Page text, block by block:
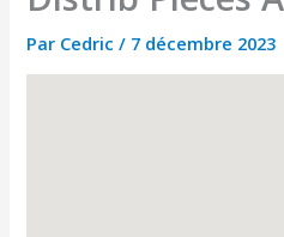
Par Cedric/ 7 décembre 2023